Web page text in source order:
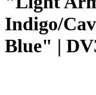
Indigo/
Blue" |